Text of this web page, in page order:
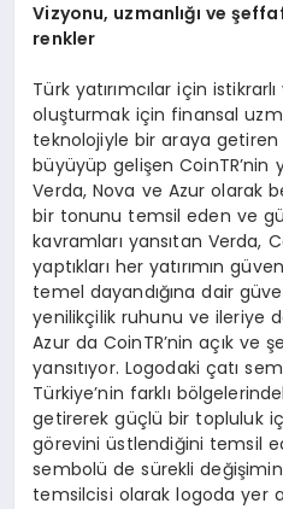
Vizyonu, uzmanlığı ve ş
renkler
Türk yatırımcılar için
oluşturmak için finansal
teknolojiyle bir araya
büyüyüp gelişen CoinTR’nin
Verda, Nova ve Azur olarak
bir tonunu temsil eden ve
kavramları yansıtan Verda,
yaptıkları her yatırımın
temel dayandığına dair
yenilikçilik ruhunu ve ileriye
Azur da CoinTR’nin açık ve
yansıtıyor. Logodaki çatı
Türkiye’nin farklı
getirerek güçlü bir topluluk
görevini üstlendiğini temsil
sembolü de sürekli
temsilcisi olarak logoda yer